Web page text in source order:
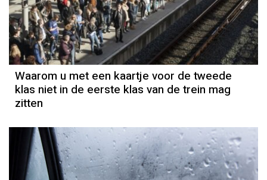
Waarom u met een kaartje voor de tweede
klas niet in de eerste klas van de trein mag
zitten